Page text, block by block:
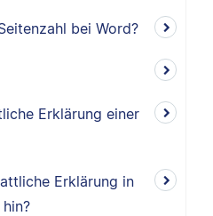
bei Word?
Erklärung einer
Erklärung in